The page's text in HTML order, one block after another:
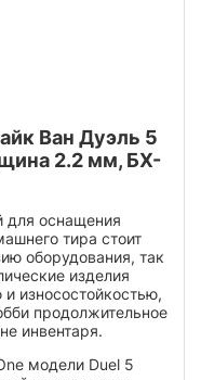
Ван Дуэль 5
2.2 мм, БХ-
оснащения
тира стоит
оборудования, так
изделия
износостойкостью,
продолжительное
инвентаря.
модели Duel 5